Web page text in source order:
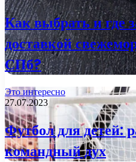
Как выбрать и где
доставкой
СПб?
Это интересно
27.07.2023
Футбол для детей:
командный дух